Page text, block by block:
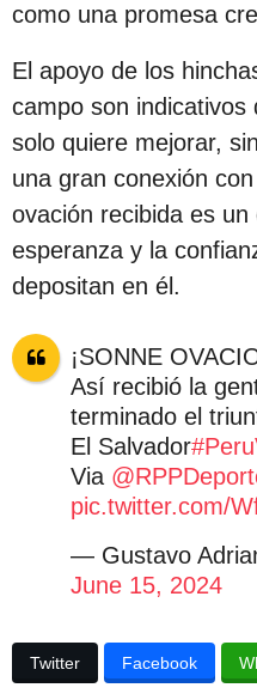
como una promesa
El apoyo de los
campo son indicativos
solo quiere mejorar,
una gran conexión
ovación recibida es
esperanza y la
depositan en él.
¡SONNE
Así recibió la
terminado el
El Salvador
Via
pic.twitter.com/
— Gustavo
June 15, 2024
Twitter Facebook